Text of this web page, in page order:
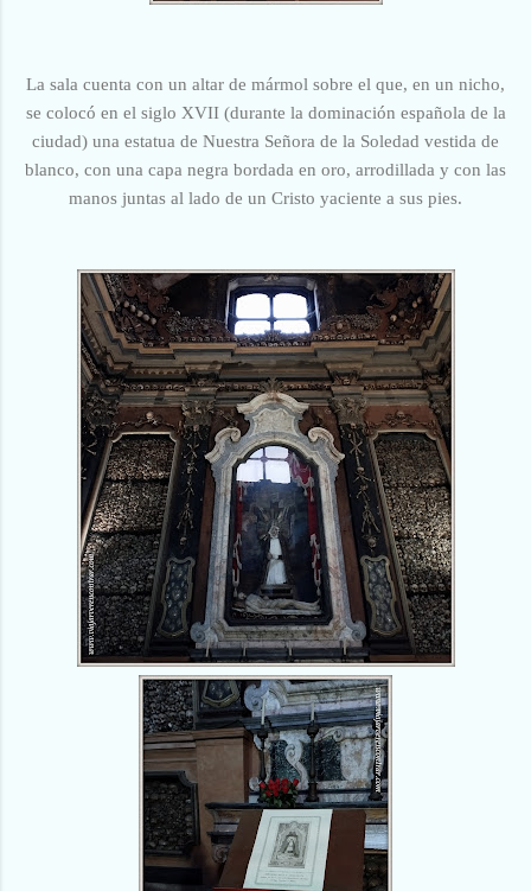
La sala cuenta con un altar de mármol sobre el que, en un nicho,
se colocó en el siglo XVII (durante la dominación española de la
ciudad) una estatua de Nuestra Señora de la Soledad vestida de
blanco, con una capa negra bordada en oro, arrodillada y con las
manos juntas al lado de un Cristo yaciente a sus pies.